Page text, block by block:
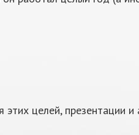
целей, презентации и